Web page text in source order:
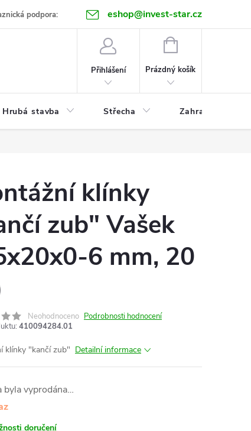
podpora: eshop@invest-star.cz
Přihlášení
NÁKUPNÍ
Prázdný košík
Hrubá stavba Střecha Zahrada
klínky
zub" Vašek
6 mm, 20
Neohodnoceno Podrobnosti hodnocení
410094284.01
klínky "kančí zub" Detailní informace
byla vyprodána…
doručení